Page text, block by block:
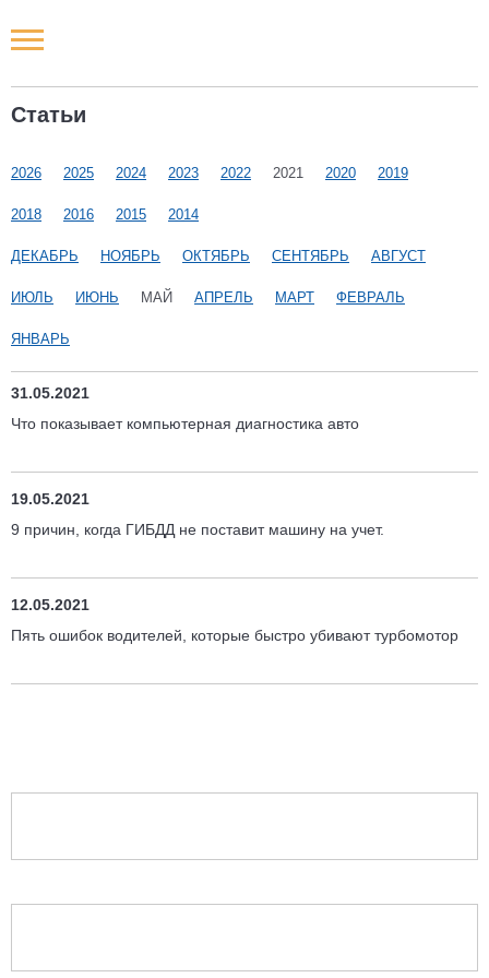
Статьи
2026 2025 2024 2023 2022 2021 2020 2019
2018 2016 2015 2014
ДЕКАБРЬ НОЯБРЬ ОКТЯБРЬ СЕНТЯБРЬ АВГУСТ
ИЮЛЬ ИЮНЬ МАЙ АПРЕЛЬ МАРТ ФЕВРАЛЬ
ЯНВАРЬ
31.05.2021
Что показывает компьютерная диагностика авто
19.05.2021
9 причин, когда ГИБДД не поставит машину на учет.
12.05.2021
Пять ошибок водителей, которые быстро убивают турбомотор
Новости РФ
Наши мероприятия
Статьи